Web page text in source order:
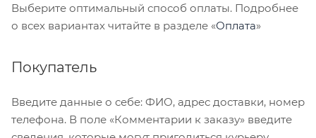
Выберите оптимальный способ оплаты. Подробнее
о всех вариантах читайте в разделе «Оплата»
Покупатель
Введите данные о себе: ФИО, адрес доставки, номер
телефона. В поле «Комментарии к заказу» введите